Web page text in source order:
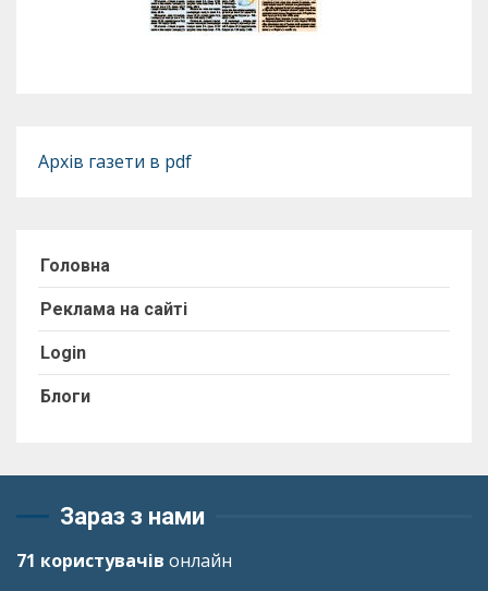
Архів газети в pdf
Головна
Реклама на сайті
Login
Блоги
Зараз з нами
71 користувачів онлайн